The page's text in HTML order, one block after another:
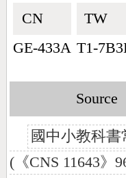
CN🇨🇳
GE-433A
TW🇹🇼
T1-
Source
國中小教科書
(《CNS 11643》